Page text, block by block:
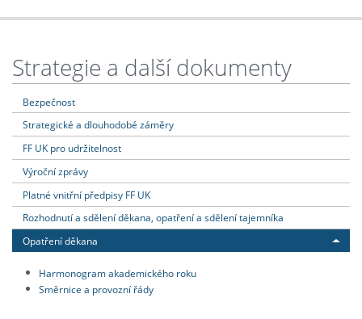
Strategie a další dokumenty
Bezpečnost
Strategické a dlouhodobé záměry
FF UK pro udržitelnost
Výroční zprávy
Platné vnitřní předpisy FF UK
Rozhodnutí a sdělení děkana, opatření a sdělení tajemníka
Opatření děkana
Harmonogram akademického roku
Směrnice a provozní řády